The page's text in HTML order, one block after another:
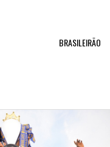
BRASILEIRÃO